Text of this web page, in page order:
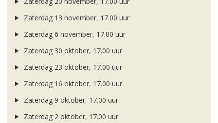
Zaterdag 13 november, 17.00 uur
Zaterdag 6 november, 17.00 uur
Zaterdag 30 oktober, 17.00 uur
Zaterdag 23 oktober, 17.00 uur
Zaterdag 16 oktober, 17.00 uur
Zaterdag 9 oktober, 17.00 uur
Zaterdag 2 oktober, 17.00 uur